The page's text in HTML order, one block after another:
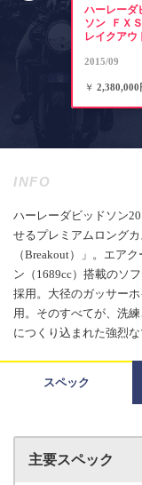
ハーレーダ
ソン ＦＸ
レイクアウ
2015/09
￥ 2,380,000
INFO
ハーレーダビッドソン
せるプレミアムロング
（Breakout）」。エア
ン（1689cc）搭載のソ
採用。大径のガッサー
用。そのすべてが、洗
につくり込まれた強烈な
スペック
主要スペック